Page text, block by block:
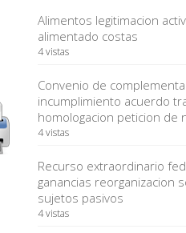
Alimentos legitimacion
alimentado costas
4 vistas
Convenio de
incumplimiento acuerdo
homologacion peticion de
4 vistas
Recurso extraordinario
ganancias reorganizacion
sujetos pasivos
4 vistas